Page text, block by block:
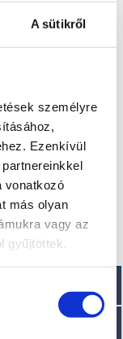
A sütikről
személyre
Ezenkívül
vonatkozó
más olyan
vagy az
gyűjtöttek.
az alábbi
en/